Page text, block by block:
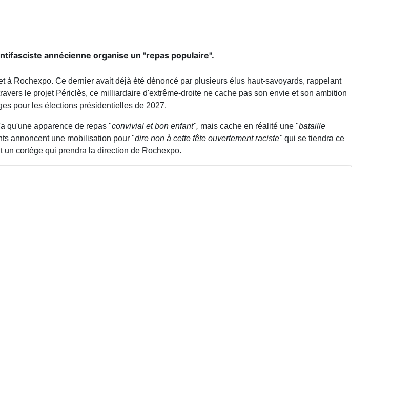
annécienne organise un "repas populaire".
à Rochexpo. Ce dernier avait déjà été dénoncé par plusieurs élus haut-savoyards, rappelant
le projet Périclès, ce milliardaire d'extrême-droite ne cache pas son envie et son ambition
pour les élections présidentielles de 2027.
qu'une apparence de repas "convivial et bon enfant", mais cache en réalité une "bataille
annoncent une mobilisation pour "dire non à cette fête ouvertement raciste"qui se tiendra ce
cortège qui prendra la direction de Rochexpo.